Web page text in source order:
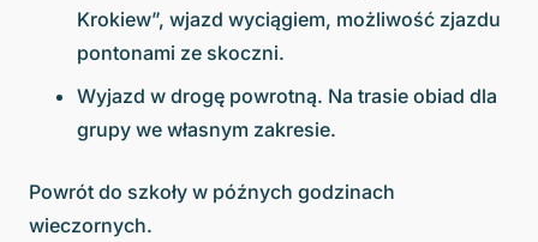
Krokiew”, wjazd wyciągiem, możliwość zjazdu
pontonami ze skoczni.
Wyjazd w drogę powrotną. Na trasie obiad dla
grupy we własnym zakresie.
Powrót do szkoły w późnych godzinach
wieczornych.